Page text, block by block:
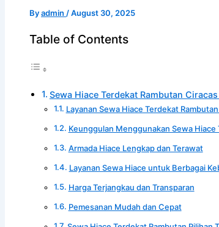
Byadmin /August 30, 2025
Table of Contents
Sewa Hiace Terdekat Rambutan
Layanan Sewa Hiace Terdekat
Keunggulan Menggunakan Sewa Hiace
Armada Hiace Lengkap dan Terawat
Layanan Sewa Hiace untuk Berbagai
Harga Terjangkau dan Transparan
Pemesanan Mudah dan Cepat